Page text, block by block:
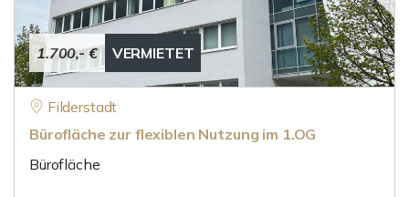
1.700,- € VERMIETET
Filderstadt
Bürofläche zur flexiblen Nutzung im 1.OG
Bürofläche